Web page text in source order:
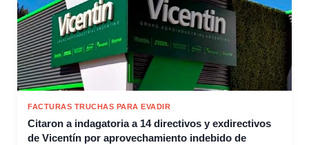
FACTURAS TRUCHAS PARA EVADIR
Citaron a indagatoria a 14 directivos y exdirectivos
de Vicentín por aprovechamiento indebido de